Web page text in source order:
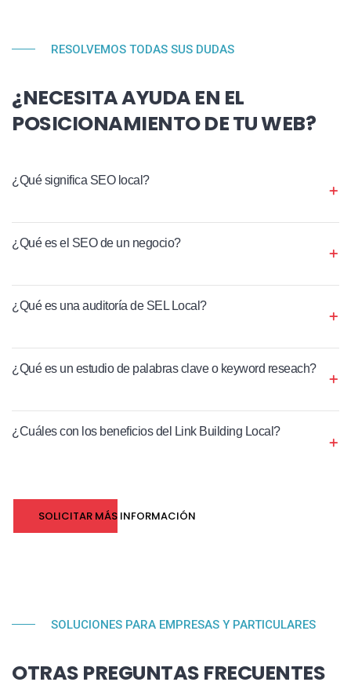
RESOLVEMOS TODAS SUS DUDAS
¿NECESITA AYUDA EN EL
POSICIONAMIENTO DE TU WEB?
¿Qué significa SEO local?
¿Qué es el SEO de un negocio?
¿Qué es una auditoría de SEL Local?
¿Qué es un estudio de palabras clave o keyword reseach?
¿Cuáles con los beneficios del Link Building Local?
SOLICITAR MÁS INFORMACIÓN
SOLUCIONES PARA EMPRESAS Y PARTICULARES
OTRAS PREGUNTAS FRECUENTES